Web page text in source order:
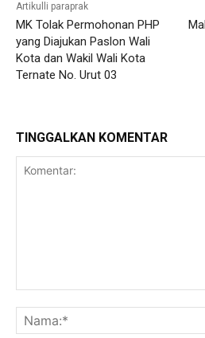
Artikulli paraprak
MK Tolak Permohonan PHP
yang Diajukan Paslon Wali
Kota dan Wakil Wali Kota
Ternate No. Urut 03
TINGGALKAN KOMENTAR